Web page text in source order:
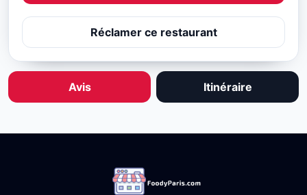
Réclamer ce restaurant
Avis Itinéraire